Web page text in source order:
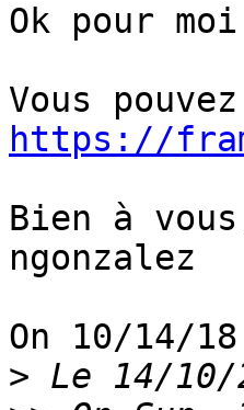
Ok pour
https://
Bien à
ngonzalez
On 10/14/
>